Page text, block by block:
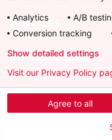
SERVICES
INFORMATIONS
Télécharger l'AS
Analytics
A/B
Conversion tracking
Agree to all
Show detailed settings
Visit our Privacy Policy